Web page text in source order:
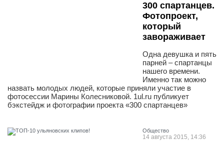
300 спартанцев.
Фотопроект,
который
завораживает
Одна девушка и пять
парней – спартанцы
нашего времени.
Именно так можно
назвать молодых людей, которые приняли участие в
фотосессии Марины Колесниковой. 1ul.ru публикует
бэкстейдж и фотографии проекта «300 спартанцев»
Общество
14 августа 2015, 14:36